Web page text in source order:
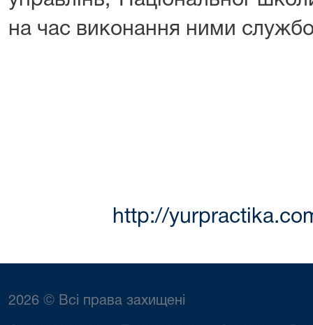
на час виконання ними
http://
2026 © Всі права захищені